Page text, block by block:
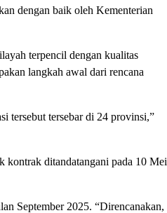
dengan baik oleh Kementerian
terpencil dengan kualitas
langkah awal dari rencana
tersebut tersebar di 24 provinsi,”
kontrak ditandatangani pada 10 Mei
September 2025. “Direncanakan,